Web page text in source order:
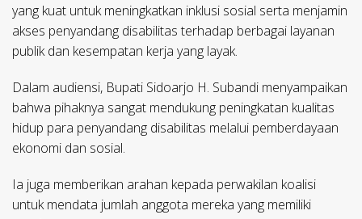
yang kuat untuk meningkatkan inklusi sosial serta menjamin
akses penyandang disabilitas terhadap berbagai layanan
publik dan kesempatan kerja yang layak.
Dalam audiensi, Bupati Sidoarjo H. Subandi menyampaikan
bahwa pihaknya sangat mendukung peningkatan kualitas
hidup para penyandang disabilitas melalui pemberdayaan
ekonomi dan sosial.
Ia juga memberikan arahan kepada perwakilan koalisi
untuk mendata jumlah anggota mereka yang memiliki